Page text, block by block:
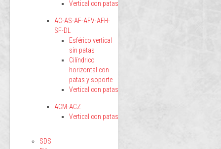
Vertical con patas
AC-AS-AF-AFV-AFH-
SF-DL
Esférico vertical
sin patas
Cilíndrico
horizontal con
patas y soporte
Vertical con patas
ACM-ACZ
Vertical con patas
SDS